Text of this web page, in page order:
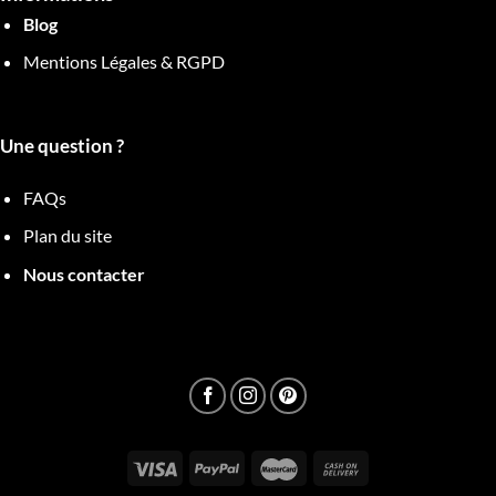
Blog
Mentions Légales & RGPD
Une question ?
FAQs
Plan du site
Nous contacter